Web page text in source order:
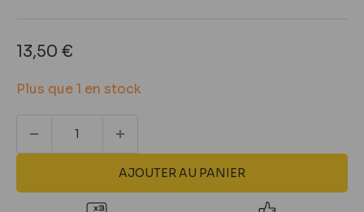
Prix
13,50 €
Plus que 1 en stock
AJOUTER AU PANIER